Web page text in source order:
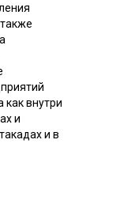
как внутри
и
и в